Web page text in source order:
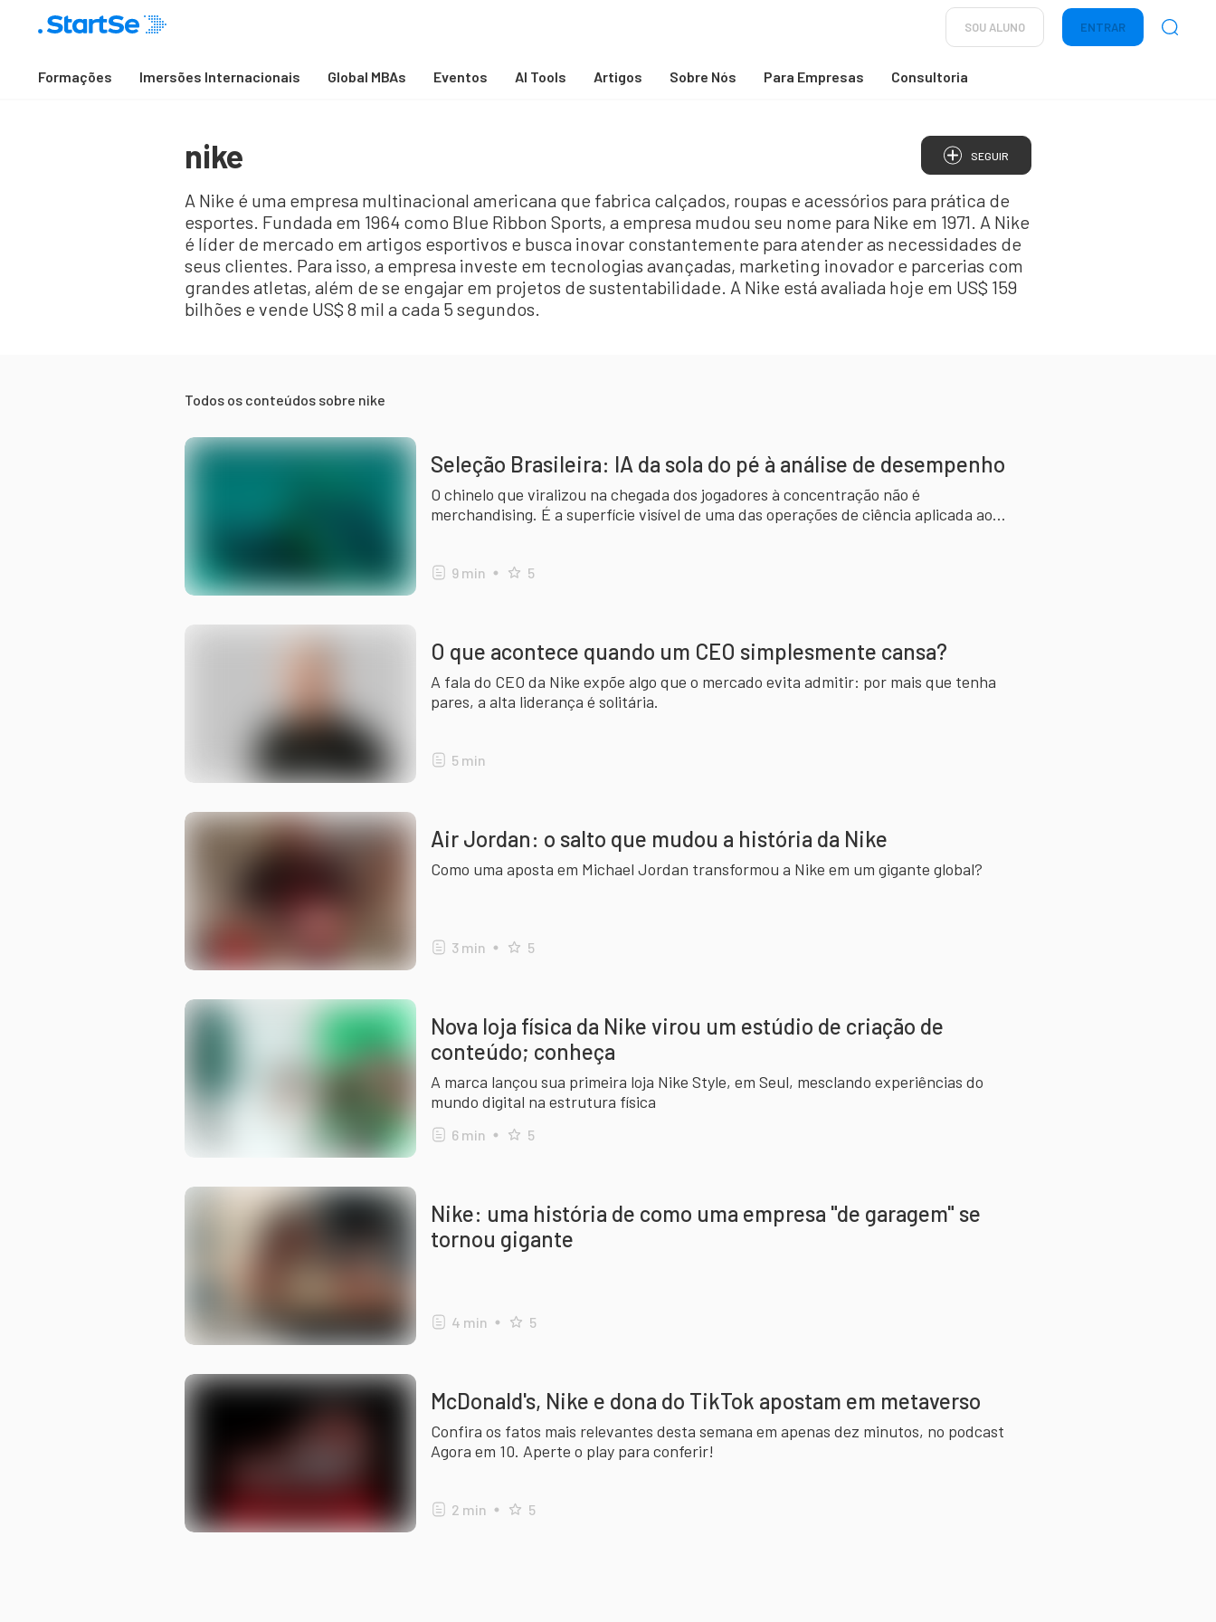
SOU ALUNO ENTRAR
Formações Imersões Internacionais Global MBAs Eventos AI Tools Artigos Sobre Nós Para Empresas Consultoria
nike SEGUIR
A Nike é uma empresa multinacional americana que fabrica calçados, roupas e acessórios para prática de
esportes. Fundada em 1964 como Blue Ribbon Sports, a empresa mudou seu nome para Nike em 1971. A Nike
é líder de mercado em artigos esportivos e busca inovar constantemente para atender as necessidades de
seus clientes. Para isso, a empresa investe em tecnologias avançadas, marketing inovador e parcerias com
grandes atletas, além de se engajar em projetos de sustentabilidade. A Nike está avaliada hoje em US$ 159
bilhões e vende US$ 8 mil a cada 5 segundos.
Todos os conteúdos sobre nike
Seleção Brasileira: IA da sola do pé à análise de desempenho
O chinelo que viralizou na chegada dos jogadores à concentração não é
merchandising. É a superfície visível de uma das operações de ciência aplicada ao
9 min 5
O que acontece quando um CEO simplesmente cansa?
A fala do CEO da Nike expõe algo que o mercado evita admitir: por mais que tenha
pares, a alta liderança é solitária.
5 min
Air Jordan: o salto que mudou a história da Nike
Como uma aposta em Michael Jordan transformou a Nike em um gigante global?
3 min 5
Nova loja física da Nike virou um estúdio de criação de
conteúdo; conheça
A marca lançou sua primeira loja Nike Style, em Seul, mesclando experiências do
mundo digital na estrutura física
6 min 5
Nike: uma história de como uma empresa "de garagem" se
tornou gigante
4 min 5
McDonald's, Nike e dona do TikTok apostam em metaverso
Confira os fatos mais relevantes desta semana em apenas dez minutos, no podcast
Agora em 10. Aperte o play para conferir!
2 min 5